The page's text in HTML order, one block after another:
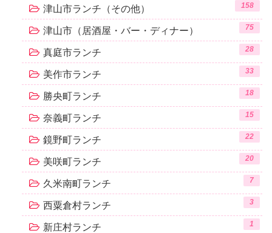
津山市ランチ（その他） 158
津山市（居酒屋・バー・ディナー） 75
真庭市ランチ 28
美作市ランチ 33
勝央町ランチ 18
奈義町ランチ 15
鏡野町ランチ 22
美咲町ランチ 20
久米南町ランチ 7
西粟倉村ランチ 3
新庄村ランチ 1